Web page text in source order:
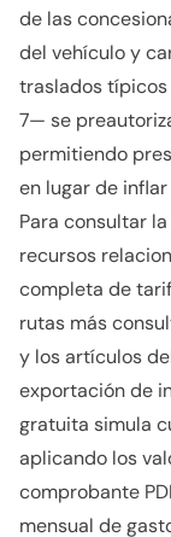
de las
del vehículo y
traslados
7— se
permitiendo
en lugar de
Para consultar
recursos
completa de
rutas más
y los artículos
exportación de
gratuita simula
aplicando los
comprobante
mensual de